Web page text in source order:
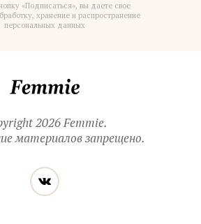
«Подписаться», вы даете свое
хранение и распространение
персональных данных
2026 Femmie.
материалов запрещено.
Читайте
нас
в социальных